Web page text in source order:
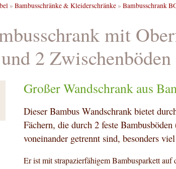
» Bambusschränke & Kleiderschränke» Bambusschrank
mit
2 Zwischenböden
Großer Wandschrank aus
Dieser Bambus Wandschrank bietet
Fächern, die durch 2 feste
voneinander getrennt sind, besonders
Er ist mit strapazierfähigem Bambusparkett